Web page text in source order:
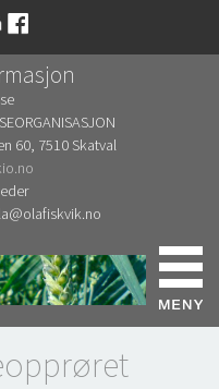
60, 7510 Skatval